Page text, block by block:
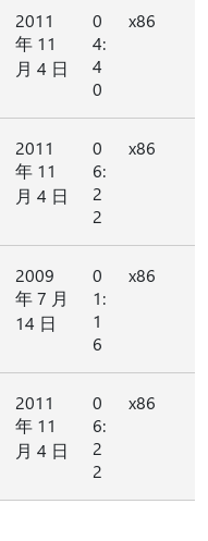
2011
年 11
月 4 日
0
4:
4
0
x86
2011
年 11
月 4 日
0
6:
2
2
x86
2009
年 7 月
14 日
0
1:
1
6
x86
2011
年 11
月 4 日
0
6:
2
2
x86